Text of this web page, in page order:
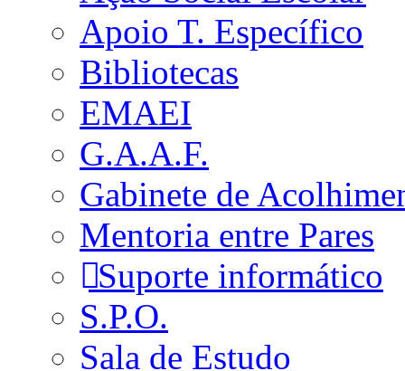
Apoio T. Específico
Bibliotecas
EMAEI
G.A.A.F.
Gabinete de
Mentoria entre Pares
Suporte informático
S.P.O.
Sala de Estudo